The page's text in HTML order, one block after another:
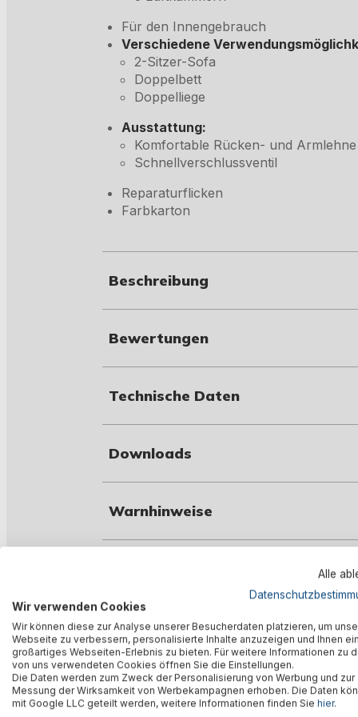
Für den Innengebrauch
Verschiedene
2-Sitzer-Sofa
Doppelbett
Doppelliege
Ausstattung:
Komfortable Rücken- und Armlehne
Schnellverschlussventil
Reparaturflicken
Farbkarton
Beschreibung
Bewertungen
Technische Daten
Downloads
Warnhinweise
Ähnliche Produkte
Alle
Wir verwenden Cookies
Wir können diese zur Analyse unserer Besucherdaten platzieren, um
Webseite zu verbessern, personalisierte Inhalte anzuzeigen und Ihnen ein
großartiges Webseiten-Erlebnis zu bieten. Für weitere Informationen zu
von uns verwendeten Cookies öffnen Sie die Einstellungen.
Die Daten werden zum Zweck der Personalisierung von Werbung und zur
Messung der Wirksamkeit von Werbekampagnen erhoben. Die Daten
mit Google LLC geteilt werden, weitere Informationen finden Sie hier.